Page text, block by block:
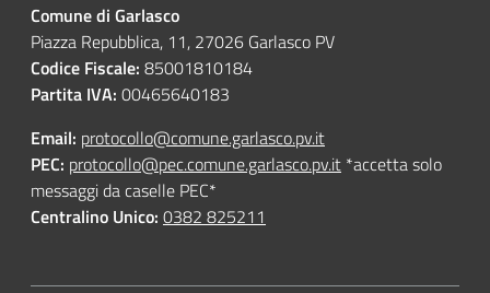
Comune di Garlasco
Piazza Repubblica, 11, 27026 Garlasco PV
Codice Fiscale: 85001810184
Partita IVA: 00465640183
Email: protocollo@comune.garlasco.pv.it
PEC: protocollo@pec.comune.garlasco.pv.it *accetta solo
messaggi da caselle PEC*
Centralino Unico: 0382 825211